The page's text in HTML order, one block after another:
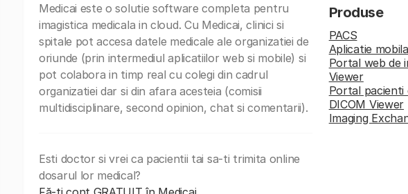
Medicai este o solutie software completa pentru
imagistica medicala in cloud. Cu Medicai, clinici si
spitale pot accesa datele medicale ale organizatiei de
oriunde (prin intermediul aplicatiilor web si mobile) si
pot colabora in timp real cu colegi din cadrul
organizatiei dar si din afara acesteia (comisii
multidisciplinare, second opinion, chat si comentarii).
Esti doctor si vrei ca pacientii tai sa-ti trimita online
dosarul lor medical?
Produse
PACS
Aplicatie
Portal web de
Viewer
Portal pacienti
DICOM Viewer
Imaging